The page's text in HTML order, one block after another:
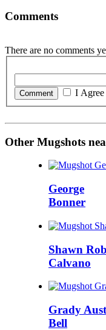
Comments
There are no comments
I Agree
Other Mugshots
George
Bonner
Shawn
Calvano
Grady
Bell